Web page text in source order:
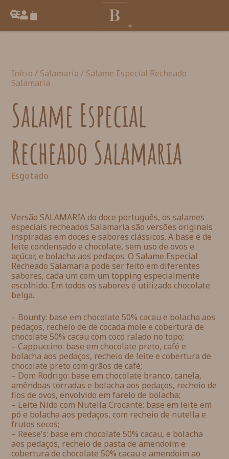
Início / Salamaria / Salame Especial Recheado
Salamaria
Salame Especial
Recheado Salamaria
Versão SALAMARIA do doce português, os salames
especiais recheados Salamaria são versões originais
inspiradas em doces e sabores clássicos. A base é de
leite condensado e chocolate, sem uso de ovos e
açúcar, e bolacha aos pedaços. O Salame Especial
Recheado Salamaria pode ser feito em diferentes
sabores, cada um com um topping especialmente
escolhido. Em todos os sabores é utilizado chocolate
belga.
– Bounty: base em chocolate 50% cacau e bolacha aos
pedaços, recheio de de cocada mole e cobertura de
chocolate 50% cacau com coco ralado no topo;
– Cappuccino: base em chocolate preto, café e
bolacha aos pedaços, recheio de leite e cobertura de
chocolate preto com grãos de café;
– Dom Rodrigo: base em chocolate branco, canela,
amêndoas torradas e bolacha aos pedaços, recheio de
fios de ovos, envolvido em farelo de bolacha;
– Leite Nido com Nutella Crocante: base em leite em
pó e bolacha aos pedaços, com recheio de nutella e
frutos secos;
– Reese’s: base em chocolate 50% cacau, e bolacha
aos pedaços, recheio de pasta de amendoim e
cobertura de chocolate 50% cacau e amendoim ao
Esgotado